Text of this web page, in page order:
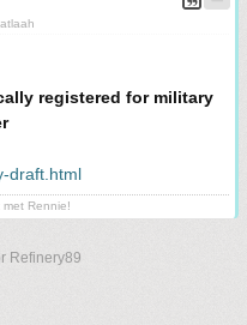
registered for military
draft.html
Rennie!
Refinery89